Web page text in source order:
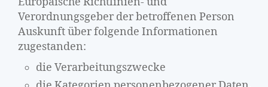
Verordnungsgeber der betroffenen Person
Auskunft über folgende Informationen
zugestanden:
die Verarbeitungszwecke